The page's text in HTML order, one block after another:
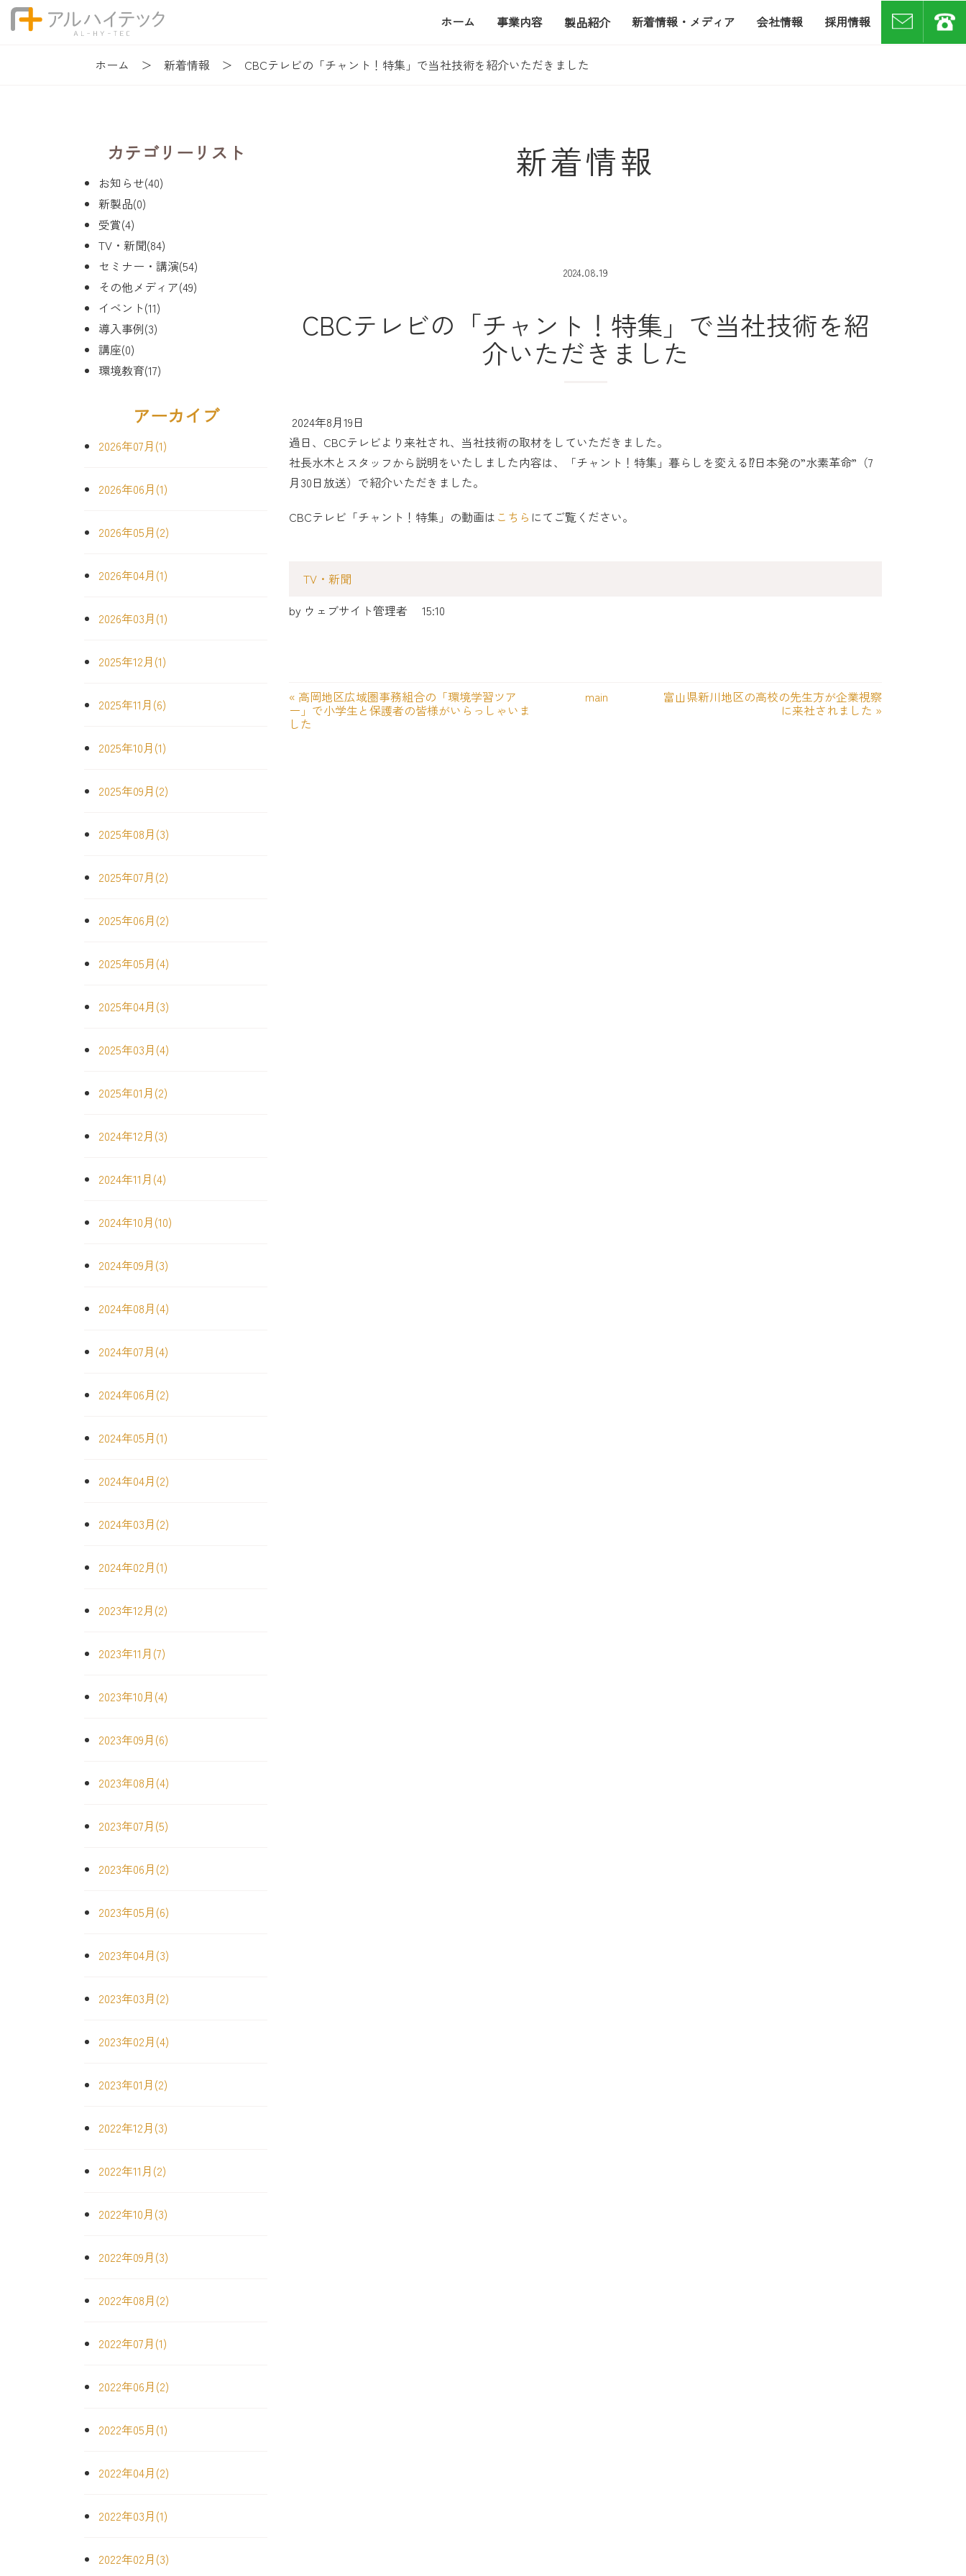
ホーム 事業内容 製品紹介 新着情報・メディア 会社情報 採用情報 お問い合わせ
ホーム 新着情報 CBCテレビの「チャント！特集」で当社技術を紹介いただきました
新着情報
2024.08.19
CBCテレビの「チャント！特集」で当社技術を紹
介いただきました
2024年8月19日
過日、CBCテレビより来社され、当社技術の取材をしていただきました。
社長水木とスタッフから説明をいたしました内容は、「チャント！特集」暮らしを変える⁉日本発の”水素革命”（7
月30日放送）で紹介いただきました。
CBCテレビ「チャント！特集」の動画は こちら にてご覧ください。
TV・新聞
by ウェブサイト管理者 15:10
« 高岡地区広域圏事務組合の「環境学習ツア
ー」で小学生と保護者の皆様がいらっしゃいま
した
main 富山県新川地区の高校の先生方が企業視察
に来社されました »
カテゴリーリスト
お知らせ(40)
新製品(0)
受賞(4)
TV・新聞(84)
セミナー・講演(54)
その他メディア(49)
イベント(11)
導入事例(3)
講座(0)
環境教育(17)
アーカイブ
2026年07月(1)
2026年06月(1)
2026年05月(2)
2026年04月(1)
2026年03月(1)
2025年12月(1)
2025年11月(6)
2025年10月(1)
2025年09月(2)
2025年08月(3)
2025年07月(2)
2025年06月(2)
2025年05月(4)
2025年04月(3)
2025年03月(4)
2025年01月(2)
2024年12月(3)
2024年11月(4)
2024年10月(10)
2024年09月(3)
2024年08月(4)
2024年07月(4)
2024年06月(2)
2024年05月(1)
2024年04月(2)
2024年03月(2)
2024年02月(1)
2023年12月(2)
2023年11月(7)
2023年10月(4)
2023年09月(6)
2023年08月(4)
2023年07月(5)
2023年06月(2)
2023年05月(6)
2023年04月(3)
2023年03月(2)
2023年02月(4)
2023年01月(2)
2022年12月(3)
2022年11月(2)
2022年10月(3)
2022年09月(3)
2022年08月(2)
2022年07月(1)
2022年06月(2)
2022年05月(1)
2022年04月(2)
2022年03月(1)
2022年02月(3)